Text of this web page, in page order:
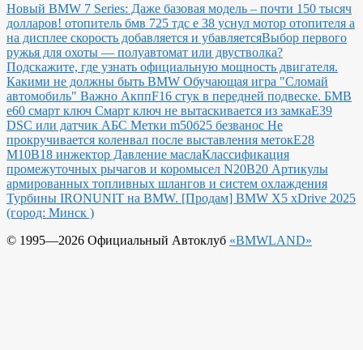
Новый BMW 7 Series: Даже базовая модель – почти 150 тысяч
долларов! отопитель бмв 725 тдс е 38 уснул мотор отопителя а
на дисплее скорость добавляется и убавляетсяВыбор первого
ружья для охоты — полуавтомат или двустволка?
Подскажите, где узнать официальную мощность двигателя.
Какими не должны быть BMW Обучающая игра "Сломай
автомобиль" Важно АкппF16 стук в передней подвеске. БМВ
е60 смарт ключ Смарт ключ не вытаскивается из замкаE39
DSC или датчик АБС Метки m50б25 безванос Не
прокручивается коленвал после выставления метокЕ28
М10В18 инжектор Давление маслаКлассификация
промежуточных рычагов и коромысел N20B20 Артикулы
армированных топливных шлангов и систем охлаждения
Турбины IRONUNIT на BMW. [Продам] BMW X5 xDrive 2025
(город: Минск )
© 1995—2026 Официальный Автоклуб «BMWLAND»